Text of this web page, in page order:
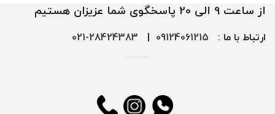
از ساعت 9 الی 20 پاسخگوی شما عزیزان هستیم
ارتباط با ما : 09124061215
|
28424383-021